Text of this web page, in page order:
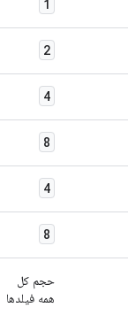
1
2
4
8
4
8
حجم کل
همه فیلدها